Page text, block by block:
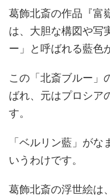
葛飾北斎の作品『富
は、大胆な構図や写
ー」と呼ばれる藍色
この「北斎ブルー」
ばれ、元はプロシア
す。
「ベルリン藍」が
いうわけです。
葛飾北斎の浮世絵は